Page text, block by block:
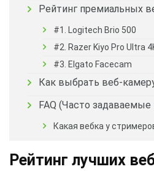
Рейтинг премиальных
#1. Logitech Brio 500
#2. Razer Kiyo Pro Ultra
#3. Elgato Facecam
Как выбрать веб-
FAQ (Часто
Какая вебка у
Рейтинг лучших